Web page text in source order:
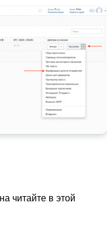
читайте в этой